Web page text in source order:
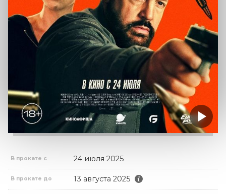
В прокате с 24 июля 2025
В прокате до 13 августа 2025